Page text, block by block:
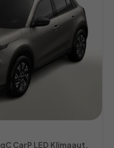
CarP LED Klimaaut.